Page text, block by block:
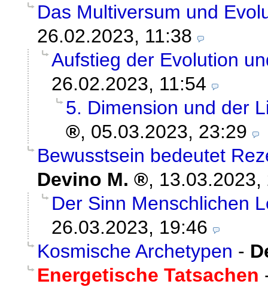
Das Multiversum und
26.02.2023, 11:38
Aufstieg der Evolution
26.02.2023, 11:54
5. Dimension und der
, 05.03.2023, 23:29
Bewusstsein bedeutet
Devino M.
, 13.03.2023,
Der Sinn Menschlichen
26.03.2023, 19:46
Kosmische Archetypen -
Energetische Tatsachen